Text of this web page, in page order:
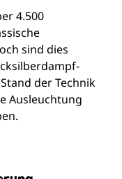
4.500
sind dies
der Technik
Ausleuchtung